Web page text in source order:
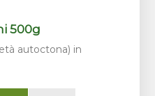
500g
autoctona) in